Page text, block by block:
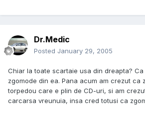
Dr.Medic
Posted January 29, 2005
Chiar la toate scartaie usa din dreapta?
zgomode din ea. Pana acum am crezut ca
torpedou care e plin de CD-uri, si am
carcarsa vreunuia, insa cred totusi ca